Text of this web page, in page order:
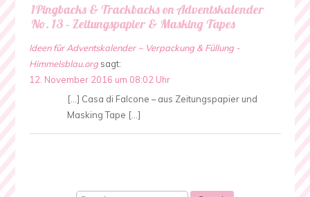
1Pingbacks & Trackbacks on Adventskalender
No. 13 – Zeitungspapier & Masking Tapes
Ideen für Adventskalender ~ Verpackung & Füllung -
Himmelsblau.org sagt:
12. November 2016 um 08:02 Uhr
[…] Casa di Falcone – aus Zeitungspapier und
Masking Tape […]